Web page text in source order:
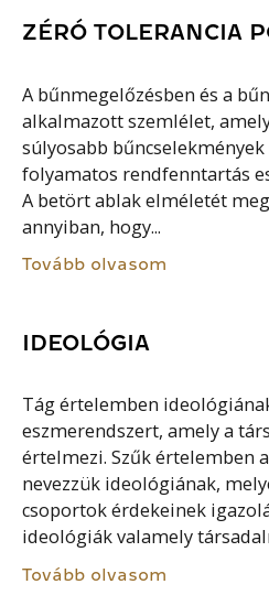
ZÉRÓ TOLERANCIA
A bűnmegelőzésben és a
alkalmazott szemlélet,
súlyosabb
folyamatos rendfenntartás
A betört ablak elméletét
annyiban, hogy...
Tovább olvasom
IDEOLÓGIA
Tág értelemben
eszmerendszert, amely a
értelmezi. Szűk értelemben
nevezzük ideológiának,
csoportok érdekeinek
ideológiák valamely
Tovább olvasom